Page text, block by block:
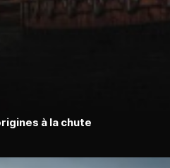
à la chute